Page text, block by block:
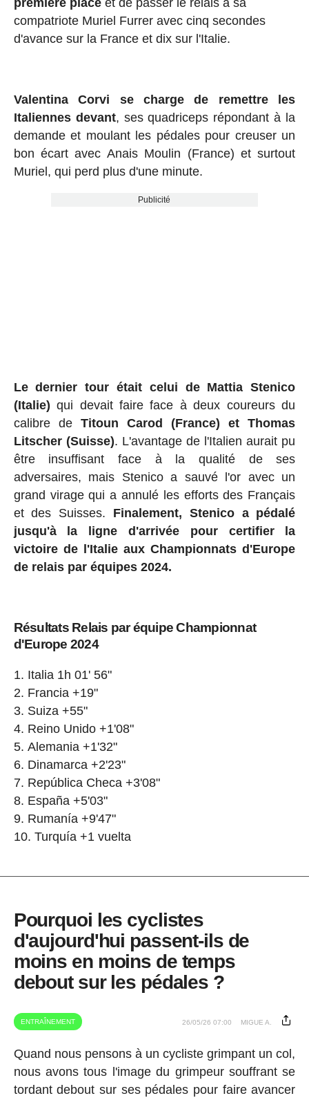
compatriote Muriel Furrer avec cinq secondes
d'avance sur la France et dix sur l'Italie.
Valentina Corvi se charge de remettre les
Italiennes devant, ses quadriceps répondant à la
demande et moulant les pédales pour creuser un
bon écart avec Anais Moulin (France) et surtout
Muriel, qui perd plus d'une minute.
Publicité
Le dernier tour était celui de Mattia Stenico
(Italie) qui devait faire face à deux coureurs du
calibre de Titoun Carod (France) et Thomas
Litscher (Suisse). L'avantage de l'Italien aurait pu
être insuffisant face à la qualité de ses
adversaires, mais Stenico a sauvé l'or avec un
grand virage qui a annulé les efforts des Français
et des Suisses. Finalement, Stenico a pédalé
jusqu'à la ligne d'arrivée pour certifier la
victoire de l'Italie aux Championnats d'Europe
de relais par équipes 2024.
Résultats Relais par équipe Championnat
d'Europe 2024
Italia 1h 01' 56"
Francia +19"
Suiza +55"
Reino Unido +1'08"
Alemania +1'32"
Dinamarca +2'23"
República Checa +3'08"
España +5'03"
Rumanía +9'47"
Turquía +1 vuelta
Pourquoi les cyclistes
d'aujourd'hui passent-ils de
moins en moins de temps
debout sur les pédales ?
ENTRAÎNEMENT 26/05/26 07:00 MIGUE A.
Quand nous pensons à un cycliste grimpant un col,
nous avons tous l'image du grimpeur souffrant se
tordant debout sur ses pédales pour faire avancer